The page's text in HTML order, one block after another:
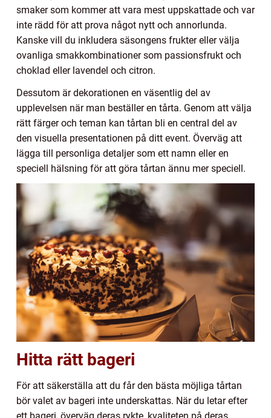
smaker som kommer att vara mest uppskattade och var
inte rädd för att prova något nytt och annorlunda.
Kanske vill du inkludera säsongens frukter eller välja
ovanliga smakkombinationer som passionsfrukt och
choklad eller lavendel och citron.
Dessutom är dekorationen en väsentlig del av
upplevelsen när man beställer en tårta. Genom att välja
rätt färger och teman kan tårtan bli en central del av
den visuella presentationen på ditt event. Överväg att
lägga till personliga detaljer som ett namn eller en
speciell hälsning för att göra tårtan ännu mer speciell.
Hitta rätt bageri
För att säkerställa att du får den bästa möjliga tårtan
bör valet av bageri inte underskattas. När du letar efter